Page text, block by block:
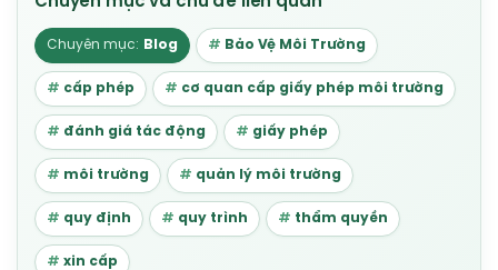
Blog Bảo Vệ Môi Trường
cấp phép cơ quan cấp giấy phép môi trường
đánh giá tác động giấy phép
môi trường quản lý môi trường
quy định quy trình thẩm quyền
xin cấp